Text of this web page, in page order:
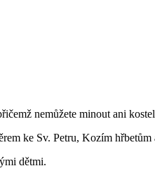
nemůžete minout ani
ke Sv. Petru, Kozím hřbetům
dětmi.